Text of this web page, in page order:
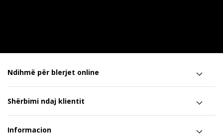
Ndihmë për blerjet online
Shërbimi ndaj klientit
Informacion